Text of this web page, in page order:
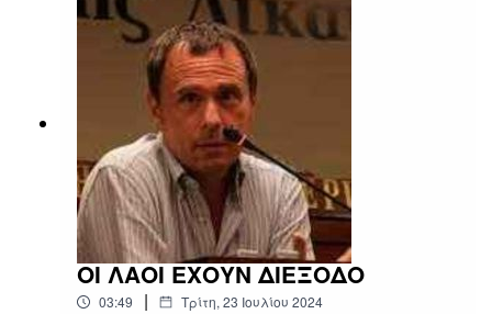
ΟΙ ΛΑΟΙ ΕΧΟΥΝ ΔΙΕΞΟΔΟ
03:49 | Τρίτη, 23 Ιουλίου 2024